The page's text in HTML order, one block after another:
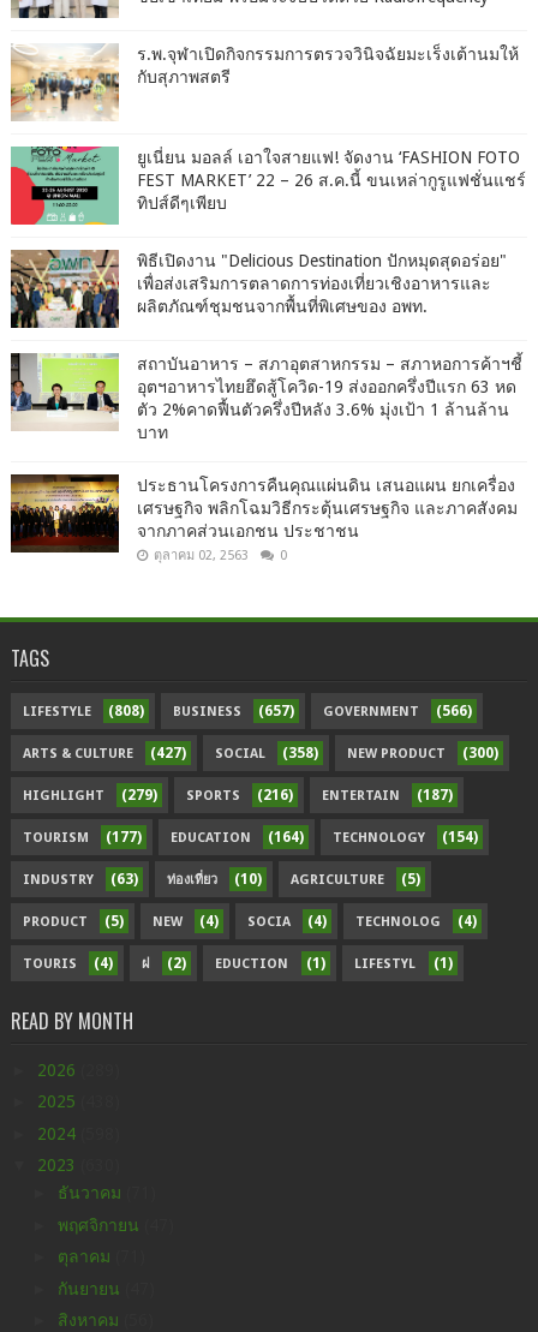
ร.พ.จุฬาเปิดกิจกรรมการตรวจวินิจฉัยมะเร็งเต้านมให้
กับสุภาพสตรี
ยูเนี่ยน มอลล์ เอาใจสายแฟ! จัดงาน ‘FASHION FOTO
FEST MARKET’ 22 – 26 ส.ค.นี้ ขนเหล่ากูรูแฟชั่นแชร์
ทิปส์ดีๆเพียบ
พิธีเปิดงาน "Delicious Destination ปักหมุดสุดอร่อย"
เพื่อส่งเสริมการตลาดการท่องเที่ยวเชิงอาหารและ
ผลิตภัณฑ์ชุมชนจากพื้นที่พิเศษของ อพท.
สถาบันอาหาร – สภาอุตสาหกรรม – สภาหอการค้าฯชี้
อุตฯอาหารไทยฮึดสู้โควิด-19 ส่งออกครึ่งปีแรก 63 หด
ตัว 2%คาดฟื้นตัวครึ่งปีหลัง 3.6% มุ่งเป้า 1 ล้านล้าน
บาท
ประธานโครงการคืนคุณแผ่นดิน เสนอแผน ยกเครื่อง
เศรษฐกิจ พลิกโฉมวิธีกระตุ้นเศรษฐกิจ และภาคสังคม
จากภาคส่วนเอกชน ประชาชน
ตุลาคม 02, 2563 0
TAGS
LIFESTYLE (808) BUSINESS (657) GOVERNMENT (566)
ARTS & CULTURE (427) SOCIAL (358) NEW PRODUCT (300)
HIGHLIGHT (279) SPORTS (216) ENTERTAIN (187)
TOURISM (177) EDUCATION (164) TECHNOLOGY (154)
INDUSTRY (63) ท่องเที่ยว (10) AGRICULTURE (5)
PRODUCT (5) NEW (4) SOCIA (4) TECHNOLOG (4)
TOURIS (4) ฝ (2) EDUCTION (1) LIFESTYL (1)
READ BY MONTH
2026
2025
2024
2023
ธันวาคม
พฤศจิกายน
ตุลาคม
กันยายน
สิงหาคม